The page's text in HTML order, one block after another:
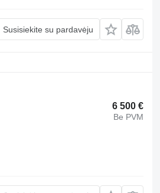
Susisiekite su pardavėju
6 500 €
Be PVM